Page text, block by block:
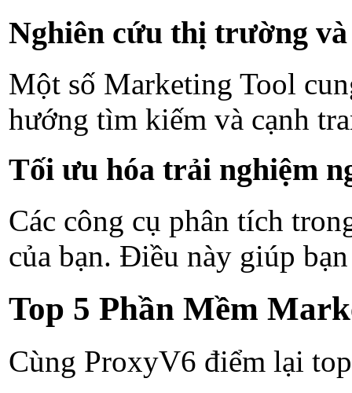
Nghiên cứu thị trường
Một số Marketing Tool
hướng tìm kiếm và cạnh
Tối ưu hóa trải nghiệm
Các công cụ phân tích
của bạn. Điều này giúp
Top 5 Phần Mềm
Cùng ProxyV6 điểm lại